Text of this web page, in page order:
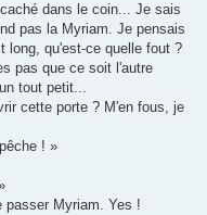
dans le coin... Je sais
pas la Myriam. Je pensais
long, qu'est-ce quelle fout ?
pas que ce soit l'autre
tout petit...
cette porte ? M'en fous, je
! »
passer Myriam. Yes !